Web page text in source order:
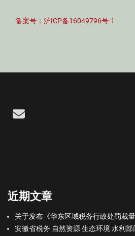
备案号：沪ICP备16049796号-1
Email
近期文章
关于发布《华东区域税务行政处罚裁
安徽省税务 自然资源 生态环境 水利